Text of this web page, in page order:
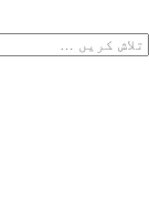
تلاش